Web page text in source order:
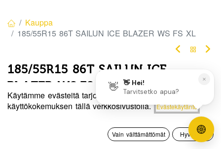
Hinta:
Lisää ostoskoriin
0
Toivelista Tili
Kauppa
185/55R15 86T SAILUN ICE BLAZER WS FS XL
185/55R15 86T SAILUN ICE
BLAZER WS FS XL
EAN:6959655424706 Tuotekoodi:271108
Käytämme evästeitä tarjotaksemme sinulle paremman
käyttökokemuksen tällä verkkosivustolla.
Evästekäytäntö
Vain välttämättömät Hyväksyn